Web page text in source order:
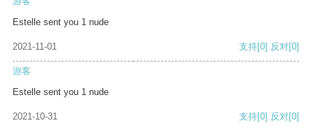
Estelle sent you 1 nude
2021-11-01 支持[0] 反对[0]
游客
Estelle sent you 1 nude
2021-10-31 支持[0] 反对[0]